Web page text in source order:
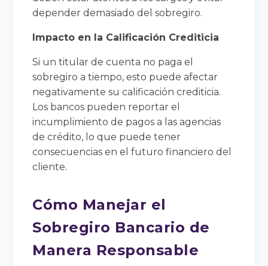
depender demasiado del sobregiro.
Impacto en la Calificación Crediticia
Si un titular de cuenta no paga el
sobregiro a tiempo, esto puede afectar
negativamente su calificación crediticia.
Los bancos pueden reportar el
incumplimiento de pagos a las agencias
de crédito, lo que puede tener
consecuencias en el futuro financiero del
cliente.
Cómo Manejar el
Sobregiro Bancario de
Manera Responsable